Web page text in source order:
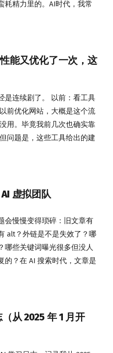
耗精力里的。AI时代，我常
能又优化了一次，这
是连续剧了。 以前：看工具
前优化网站，大概是这个流
用。毕竟我前几次也确实靠
问题是，这些工具给出的建
虚拟团队
会慢慢变得琐碎：旧文章有
alt？外链是不是失效了？哪
哪些关键词曝光很多但没人
的？在 AI 搜索时代，文章是
从 2025 年 1 月开